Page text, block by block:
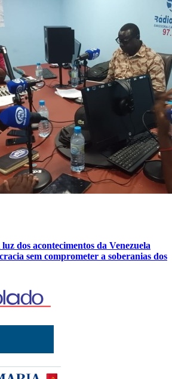
dos acontecimentos da Venezuela
sem comprometer a soberanias dos